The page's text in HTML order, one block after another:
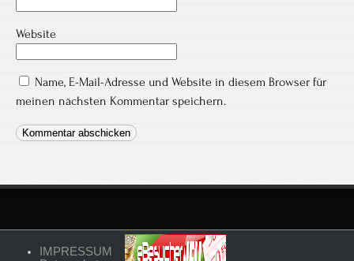
Website
Name, E-Mail-Adresse und Website in diesem Browser für
meinen nächsten Kommentar speichern.
IMPRESSUM